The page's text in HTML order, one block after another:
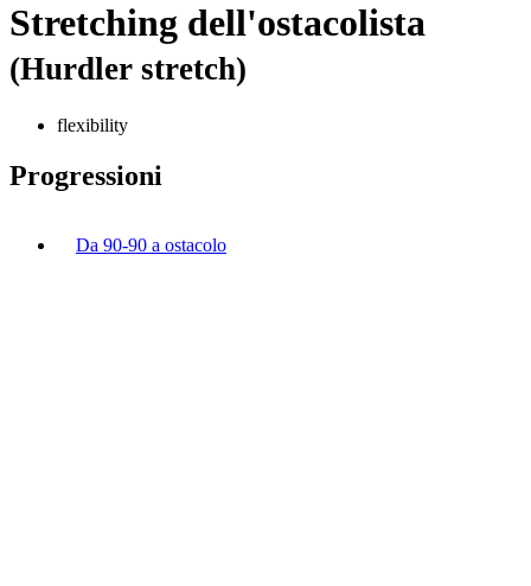
Stretching dell'ostacolista
(Hurdler stretch)
flexibility
Progressioni
Da 90-90 a ostacolo